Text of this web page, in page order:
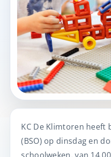
KC De Klimtoren heeft
(BSO) op dinsdag en